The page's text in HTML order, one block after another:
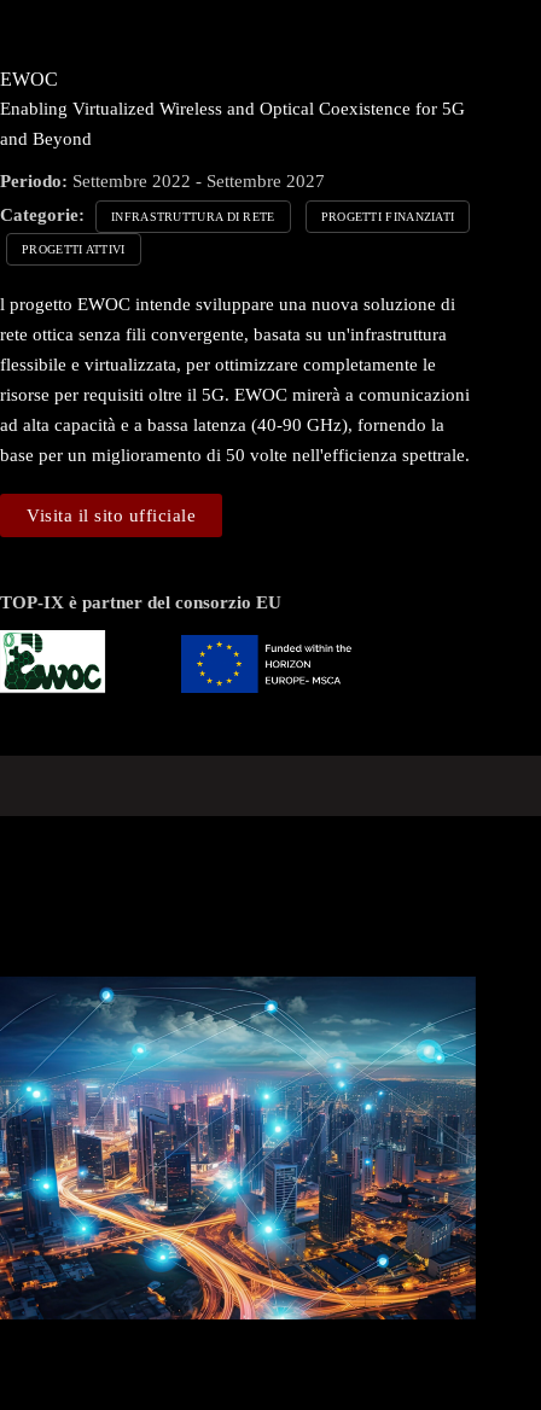
EWOC
Enabling Virtualized Wireless and Optical Coexistence for 5G
and Beyond
Periodo: Settembre 2022 - Settembre 2027
Categorie:
INFRASTRUTTURA DI RETE PROGETTI FINANZIATI
PROGETTI ATTIVI
l progetto EWOC intende sviluppare una nuova soluzione di
rete ottica senza fili convergente, basata su un'infrastruttura
flessibile e virtualizzata, per ottimizzare completamente le
risorse per requisiti oltre il 5G. EWOC mirerà a comunicazioni
ad alta capacità e a bassa latenza (40-90 GHz), fornendo la
base per un miglioramento di 50 volte nell'efficienza spettrale.
Visita il sito ufficiale
TOP-IX è partner del consorzio EU